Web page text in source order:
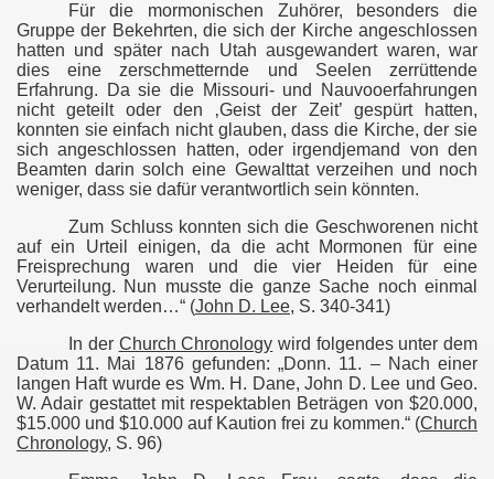
Für die mormonischen Zuhörer, besonders die
Gruppe der Bekehrten, die sich der Kirche angeschlossen
hatten und später nach Utah ausgewandert waren, war
dies eine zerschmetternde und Seelen zerrüttende
Erfahrung. Da sie die Missouri- und Nauvooerfahrungen
nicht geteilt oder den ‚Geist der Zeit’ gespürt hatten,
konnten sie einfach nicht glauben, dass die Kirche, der sie
sich angeschlossen hatten, oder irgendjemand von den
Beamten darin solch eine Gewalttat verzeihen und noch
weniger, dass sie dafür verantwortlich sein könnten.
Zum Schluss konnten sich die Geschworenen nicht
auf ein Urteil einigen, da die acht Mormonen für eine
Freisprechung waren und die vier Heiden für eine
Verurteilung. Nun musste die ganze Sache noch einmal
verhandelt werden…“ (John D. Lee, S. 340-341)
In der Church Chronology wird folgendes unter dem
Datum 11. Mai 1876 gefunden: „Donn. 11. – Nach einer
langen Haft wurde es Wm. H. Dane, John D. Lee und Geo.
W. Adair gestattet mit respektablen Beträgen von $20.000,
$15.000 und $10.000 auf Kaution frei zu kommen.“ (Church
Chronology, S. 96)
- 1880